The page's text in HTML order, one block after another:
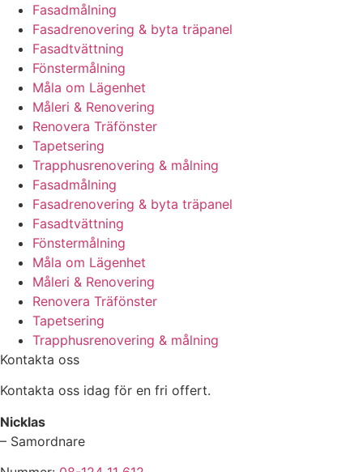
Fasadmålning
Fasadrenovering & byta träpanel
Fasadtvättning
Fönstermålning
Måla om Lägenhet
Måleri & Renovering
Renovera Träfönster
Tapetsering
Trapphusrenovering & målning
Fasadmålning
Fasadrenovering & byta träpanel
Fasadtvättning
Fönstermålning
Måla om Lägenhet
Måleri & Renovering
Renovera Träfönster
Tapetsering
Trapphusrenovering & målning
Kontakta oss
Kontakta oss idag för en fri offert.
Nicklas
– Samordnare